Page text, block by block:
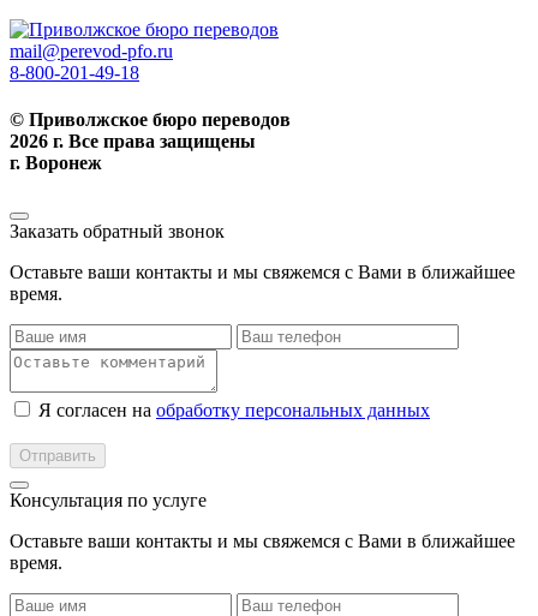
mail@perevod-pfo.ru
8-800-201-49-18
© Приволжское бюро переводов
2026 г. Все права защищены
г. Воронеж
Заказать обратный звонок
Оставьте ваши контакты и мы свяжемся с Вами в ближайшее
время.
Я согласен на обработку персональных данных
Консультация по услуге
Оставьте ваши контакты и мы свяжемся с Вами в ближайшее
время.